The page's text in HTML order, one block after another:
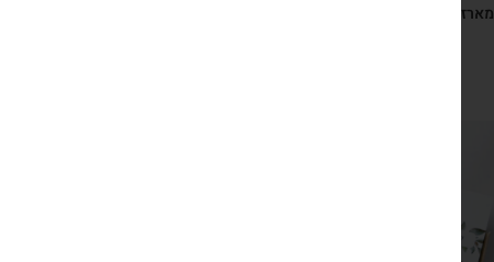
מארז ראש השנה ספר טוב להודות וסבון דג משאלות ריחני –